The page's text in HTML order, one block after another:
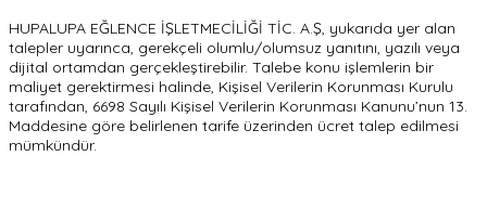
HUPALUPA EĞLENCE İŞLETMECİLİĞİ TİC. A.Ş, yukarıda yer alan
talepler uyarınca, gerekçeli olumlu/olumsuz yanıtını, yazılı veya
dijital ortamdan gerçekleştirebilir. Talebe konu işlemlerin bir
maliyet gerektirmesi halinde, Kişisel Verilerin Korunması Kurulu
tarafından, 6698 Sayılı Kişisel Verilerin Korunması Kanunu’nun 13.
Maddesine göre belirlenen tarife üzerinden ücret talep edilmesi
mümkündür.